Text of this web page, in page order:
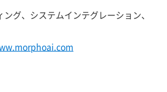
グ、システムインテグレーション、